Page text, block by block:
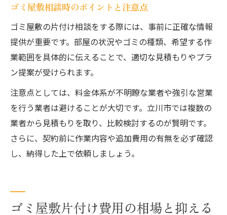
ゴミ屋敷相談時のポイントと注意点
ゴミ屋敷の片付け相談をする際には、事前に正確な情報
提供が重要です。部屋の状況やゴミの種類、希望する作
業範囲を具体的に伝えることで、適切な見積もりやプラ
ン提案が受けられます。
注意点としては、料金体系が不明瞭な業者や強引な営業
を行う業者は避けることが大切です。立川市では複数の
業者から見積もりを取り、比較検討するのが賢明です。
さらに、契約前に作業内容や追加費用の有無を必ず確認
し、納得した上で依頼しましょう。
ゴミ屋敷片付け費用の相場と抑える